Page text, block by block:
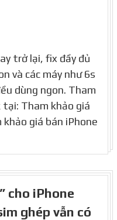
trở lại, fix đầy đủ
và các máy như 6s
dùng ngon. Tham
tại: Tham khảo giá
giá bán iPhone
cho iPhone
ghép vẫn có